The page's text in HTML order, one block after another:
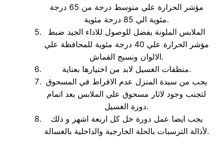
مؤشر الحرارة علي متوسط درجة من 65 درجة
مئوية الي 85 درحة مئوية.
الملابس الملونة يفضل للوصول للاداء الجيد ضبط
مؤشر الحرارة علي 40 درجة مئوية للمحافظة علي
الالوان ونسيج القماش.
منظفات الغسيل لابد من اختيارها بعناية.
يجب من سيدة المنزل عدم الافراط في المسحوق
لتجنب وجود لاثار مسحوق علي الملابس بعد اتمام
دورة الغسيل.
يجب ايضا عمل دورة خل كل اربعة اشهر و ذلك
لأذالة الترسبات بالحلة الخارجية والداخلية بالغسالة.